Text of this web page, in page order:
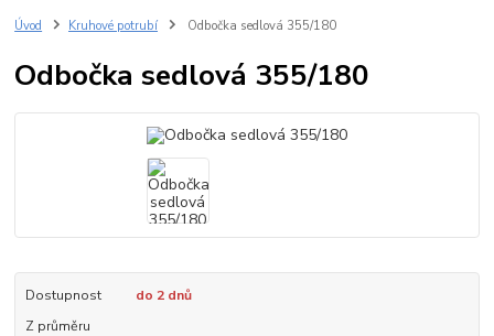
Úvod Kruhové potrubí Odbočka sedlová 355/180
Odbočka sedlová 355/180
Dostupnost
do 2 dnů
Z průměru